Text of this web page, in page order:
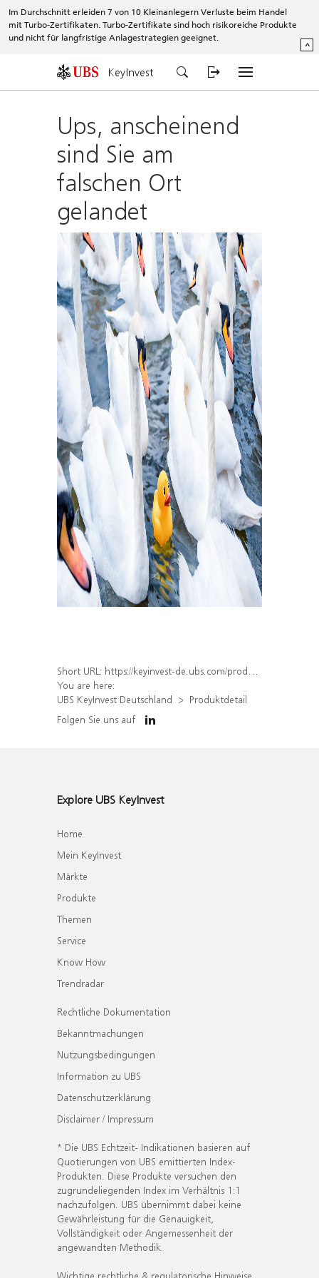
Im Durchschnitt erleiden 7 von 10 Kleinanlegern Verluste beim Handel
mit Turbo-Zertifikaten. Turbo-Zertifikate sind hoch risikoreiche Produkte
und nicht für langfristige Anlagestrategien geeignet.
^
KeyInvest
Ups, anscheinend
sind Sie am
falschen Ort
gelandet
Short URL: https://keyinvest-de.ubs.com/produkt/detail/index/isin/DE000WA7Q2R3
You are here:
UBS KeyInvest Deutschland
Produktdetail
Folgen Sie uns auf
Explore UBS KeyInvest
Home
Mein KeyInvest
Märkte
Produkte
Themen
Service
Know How
Trendradar
Rechtliche Dokumentation
Bekanntmachungen
Nutzungsbedingungen
Information zu UBS
Datenschutzerklärung
Disclaimer / Impressum
* Die UBS Echtzeit- Indikationen basieren auf
Quotierungen von UBS emittierten Index-
Produkten. Diese Produkte versuchen den
zugrundeliegenden Index im Verhältnis 1:1
nachzufolgen. UBS übernimmt dabei keine
Gewährleistung für die Genauigkeit,
Vollständigkeit oder Angemessenheit der
angewandten Methodik.